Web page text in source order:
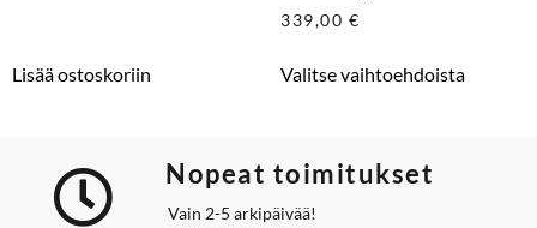
Lisää ostoskoriin
339,00 €
Valitse vaihtoehdoista
Nopeat toimitukset
Vain 2-5 arkipäivää!